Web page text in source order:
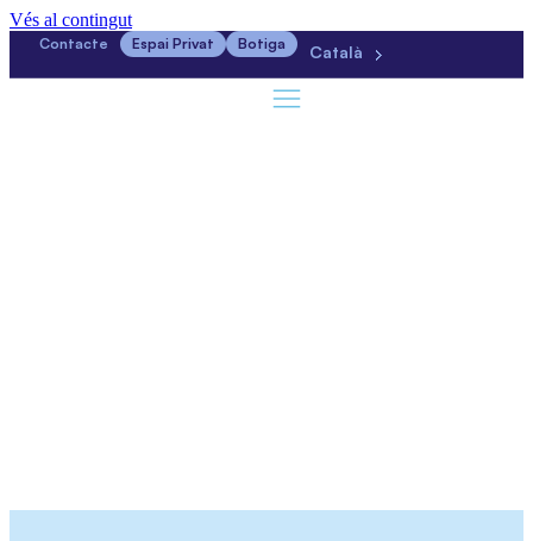
Vés al contingut
Contacte Espai Privat Botiga Català